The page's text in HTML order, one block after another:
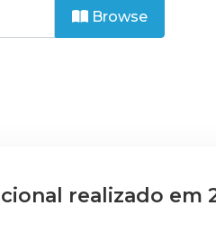
Browse
realizado em